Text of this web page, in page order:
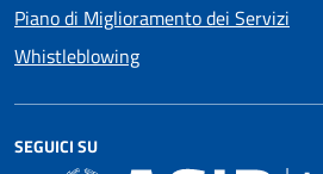
Piano di Miglioramento dei Servizi
Whistleblowing
SEGUICI SU